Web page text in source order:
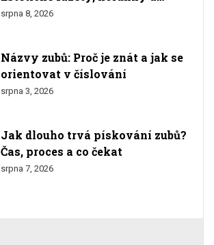
implantáty
srpna 8, 2026
Názvy zubů: Proč je znát a jak se
orientovat v číslování
srpna 3, 2026
Jak dlouho trvá pískování zubů?
Čas, proces a co čekat
srpna 7, 2026